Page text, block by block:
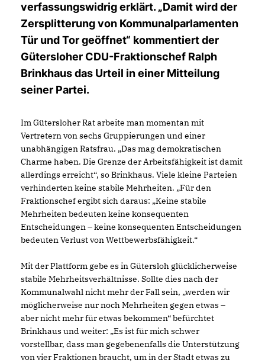
verfassungswidrig erklärt. „Damit wird der
Zersplitterung von Kommunalparlamenten
Tür und Tor geöffnet“ kommentiert der
Gütersloher CDU-Fraktionschef Ralph
Brinkhaus das Urteil in einer Mitteilung
seiner Partei.
Im Gütersloher Rat arbeite man momentan mit
Vertretern von sechs Gruppierungen und einer
unabhängigen Ratsfrau. „Das mag demokratischen
Charme haben. Die Grenze der Arbeitsfähigkeit ist damit
allerdings erreicht“, so Brinkhaus. Viele kleine Parteien
verhinderten keine stabile Mehrheiten. „Für den
Fraktionschef ergibt sich daraus: „Keine stabile
Mehrheiten bedeuten keine konsequenten
Entscheidungen – keine konsequenten Entscheidungen
bedeuten Verlust von Wettbewerbsfähigkeit.“
Mit der Plattform gebe es in Gütersloh glücklicherweise
stabile Mehrheitsverhältnisse. Sollte dies nach der
Kommunalwahl nicht mehr der Fall sein, „werden wir
möglicherweise nur noch Mehrheiten gegen etwas –
aber nicht mehr für etwas bekommen“ befürchtet
Brinkhaus und weiter: „Es ist für mich schwer
vorstellbar, dass man gegebenenfalls die Unterstützung
von vier Fraktionen braucht, um in der Stadt etwas zu